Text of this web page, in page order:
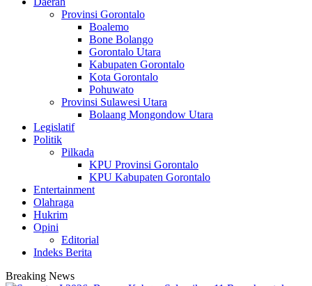
Provinsi Gorontalo
Boalemo
Bone Bolango
Gorontalo Utara
Kabupaten Gorontalo
Kota Gorontalo
Pohuwato
Provinsi Sulawesi Utara
Bolaang Mongondow Utara
Legislatif
Politik
Pilkada
KPU Provinsi Gorontalo
KPU Kabupaten Gorontalo
Entertainment
Olahraga
Hukrim
Opini
Editorial
Indeks Berita
Breaking News